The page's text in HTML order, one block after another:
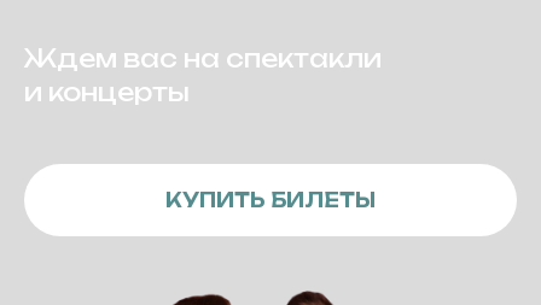
Ждем вас на спектакли
и концерты
КУПИТЬ БИЛЕТЫ